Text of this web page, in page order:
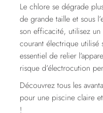
Le chlore se dégrade
de grande taille et sous
son efficacité, utilisez
courant électrique
essentiel de relier
risque d’électrocution
Découvrez tous les
pour une piscine claire
!